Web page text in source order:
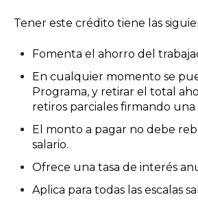
Tener este crédito tiene las
Fomenta el ahorro del
En cualquier momento se
Programa, y retirar el total
retiros parciales firmando una
El monto a pagar no debe
salario.
Ofrece una tasa de interés
Aplica para todas las escalas